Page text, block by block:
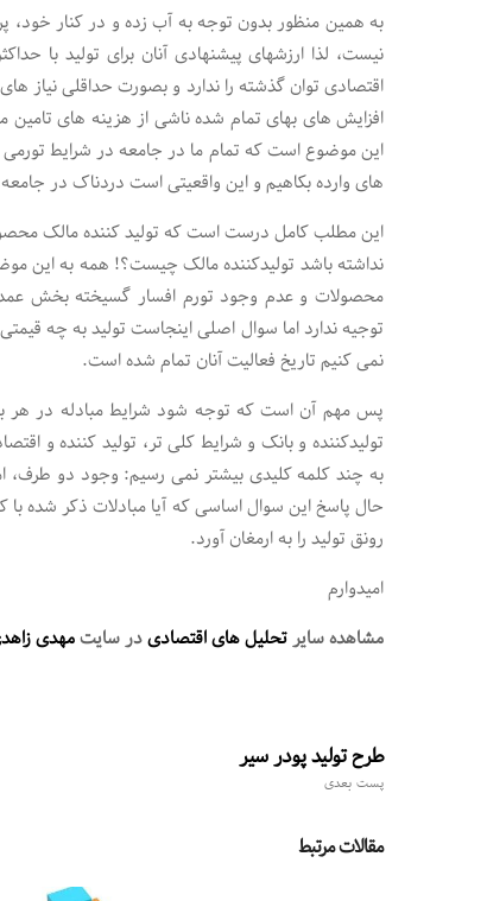
به همین منظور بدون توجه به آب زده و در کنار خود،
نیست، لذا ارزشهای پیشنهادی آنان برای تولید با
اقتصادی توان گذشته را ندارد و بصورت حداقلی نیاز
افزایش های بهای تمام شده ناشی از هزینه های تامین
این موضوع است که تمام ما در جامعه در شرایط
های وارده بکاهیم و این واقعیتی است دردناک در
این مطلب کامل درست است که تولید کننده مالک
نداشته باشد تولیدکننده مالک چیست؟! همه به این
محصولات و عدم وجود تورم افسار گسیخته بخش عمده
توجیه ندارد اما سوال اصلی اینجاست تولید به چه
نمی کنیم تاریخ فعالیت آنان تمام شده است.
پس مهم آن است که توجه شود شرایط مبادله در هر
تولیدکننده و بانک و شرایط کلی تر، تولید کننده و
به چند کلمه کلیدی بیشتر نمی رسیم: وجود دو طرف،
حال پاسخ این سوال اساسی که آیا مبادلات ذکر شده با
رونق تولید را به ارمغان آورد.
امیدوارم
مشاهده سایرتحلیل های اقتصادیدر سایتمهدی
طرح تولید پودر سیر
پست بعدی
مقالات مرتبط